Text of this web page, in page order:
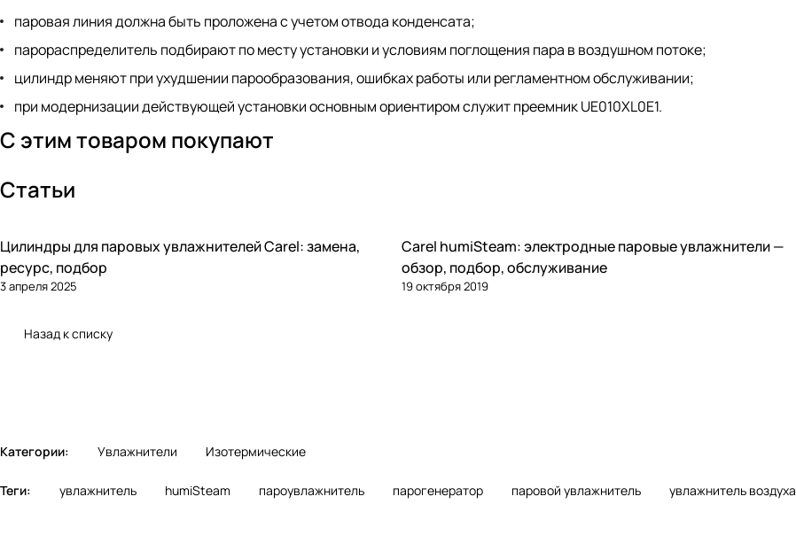
паровая линия должна быть проложена с учетом отвода конденсата;
парораспределитель подбирают по месту установки и условиям поглощения пара в воздушном потоке;
цилиндр меняют при ухудшении парообразования, ошибках работы или регламентном обслуживании;
при модернизации действующей установки основным ориентиром служит преемник UE010XL0E1.
С этим товаром покупают
Статьи
Увлажнение
Цилиндры для паровых увлажнителей Carel: замена,
ресурс, подбор
3 апреля 2025
Увлажнение
Carel humiSteam: электродные паровые увлажнители —
обзор, подбор, обслуживание
19 октября 2019
Назад к списку
Категории: Увлажнители Изотермические
Теги: увлажнитель humiSteam пароувлажнитель парогенератор паровой увлажнитель увлажнитель воздуха